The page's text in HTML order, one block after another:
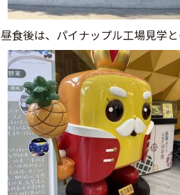
昼食後は、パイナップル工場見学